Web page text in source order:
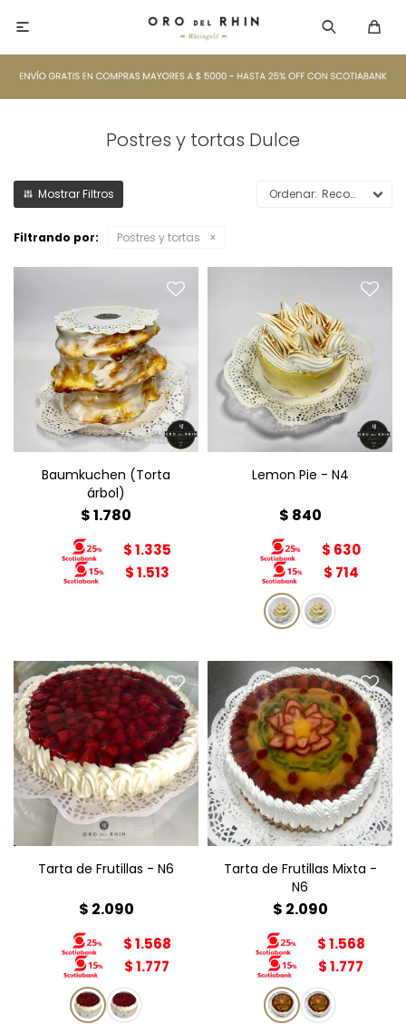

Postres y tortas Dulce
Recomendados
Filtrando por: Postres y tortas
Baumkuchen (Torta árbol)
Clásico Oro del Rhin,
receta alemana
Peso: 1kg
Baumkuchen (Torta
árbol)
$1.780
$1.335
$1.513
Lemon Pie N4
Diámetro: 17cm
Peso: 800g
Lemon Pie - N4
$ 840
$ 630
$ 714
Tarta de Frutillas N6
Diámetro: 22cm
Peso: 1,8kg
Tarta de Frutillas - N6
$ 2.090
$1.568
$1.777
Tarta de Fruta Mixta N6
Diámetro: 22cm
Peso: 1,8kg
Tarta de Frutillas Mixta -
N6
$ 2.090
$1.568
$1.777